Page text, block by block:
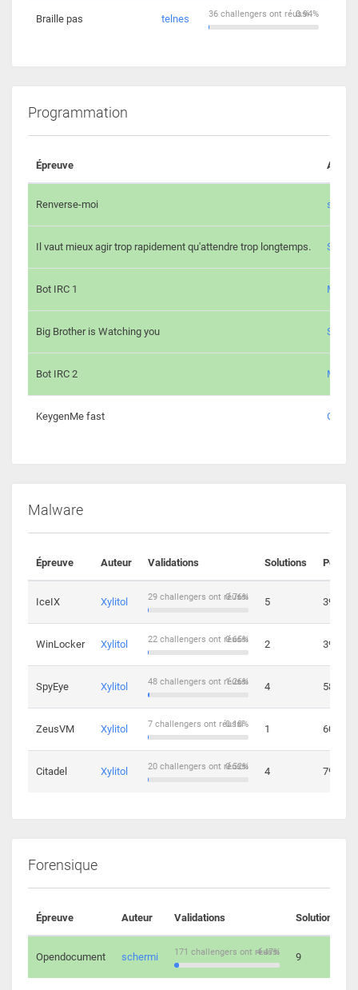
Braille pas telnes 0.94%
36 challengers ont réussi
Programmation
Épreuve Auteur
Renverse-moi s3th
Il vaut mieux agir trop rapidement qu'attendre trop longtemps. Spl3en
Bot IRC 1
Big Brother is Watching you
Bot IRC 2
KeygenMe fast Ge0
Malware
Épreuve Auteur Validations Solutions Points
IceIX Xylitol 0.76%
29 challengers ont réussi 5 39
WinLocker Xylitol 0.65%
22 challengers ont réussi 2 39
SpyEye Xylitol 1.26%
48 challengers ont réussi 4 58
ZeusVM Xylitol 0.18%
7 challengers ont réussi 1 60
Citadel Xylitol 0.52%
20 challengers ont réussi 4 79
Forensique
Épreuve Auteur Validations Solutions
Opendocument schermi 4.47%
171 challengers ont réussi 9